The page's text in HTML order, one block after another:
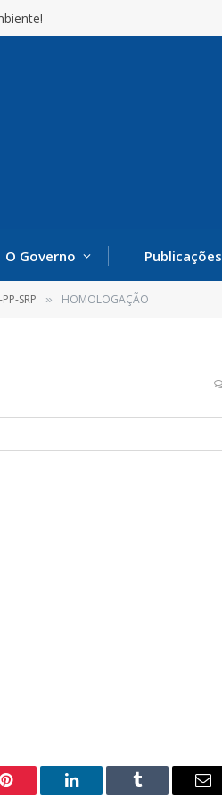
O Governo Publicações
SRP » HOMOLOGAÇÃO
Pinterest LinkedIn Tumblr E-